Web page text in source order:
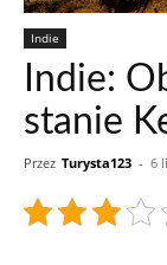
Indie
Indie:
stanie
Przez Turysta123 - 6